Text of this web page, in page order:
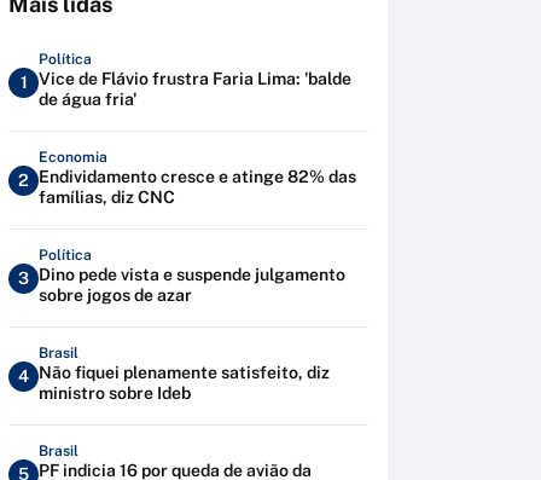
1
Política
Vice de Flávio frustra Faria Lima: 'balde
de água fria'
2
Economia
Endividamento cresce e atinge 82% das
famílias, diz CNC
3
Política
Dino pede vista e suspende julgamento
sobre jogos de azar
4
Brasil
Não fiquei plenamente satisfeito, diz
ministro sobre Ideb
5
Brasil
PF indicia 16 por queda de avião da